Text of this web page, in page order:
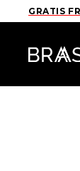
GRATIS